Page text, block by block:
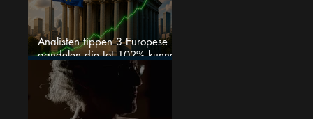
Analisten tippen 3 Europese
aandelen die tot 102% kunnen
stijgen